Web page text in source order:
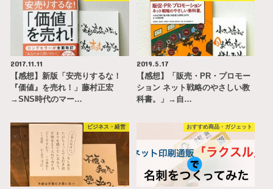
2017.11.11
【感想】新版「安売りするな！
『価値』を売れ！」藤村正宏
→SNS時代のマー…
2019.5.17
【感想】「販売・PR・プロモー
ション ネット戦略のやさしい教
科書。」→自…
ビジネス・経営 おすすめ商品・ガジェット